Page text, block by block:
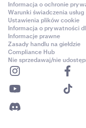
Informacja o ochronie
Warunki świadczenia usług
Ustawienia plików cookie
Informacja o prywatności
Informacje prawne
Zasady handlu na giełdzie
Compliance Hub
Nie sprzedawaj/nie